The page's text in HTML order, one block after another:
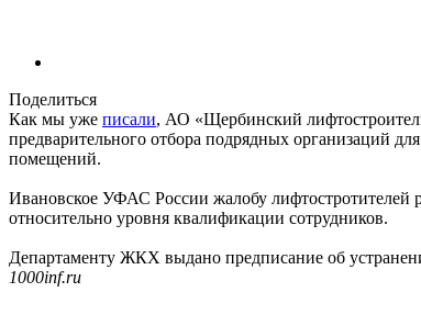
Поделиться
Как мы уже писали, АО «Щербинский
предварительного отбора подрядных организаций
помещений.
Ивановское УФАС России жалобу лифтостротителей
относительно уровня квалификации сотрудников.
Департаменту ЖКХ выдано предписание об
1000inf.ru